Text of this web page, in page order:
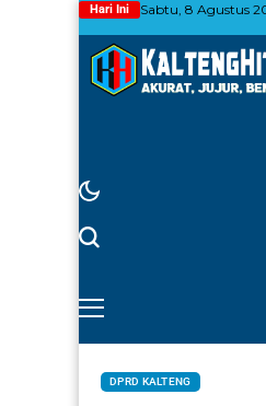
Hari Ini Sabtu, 8 Agustus
DPRD KALTENG